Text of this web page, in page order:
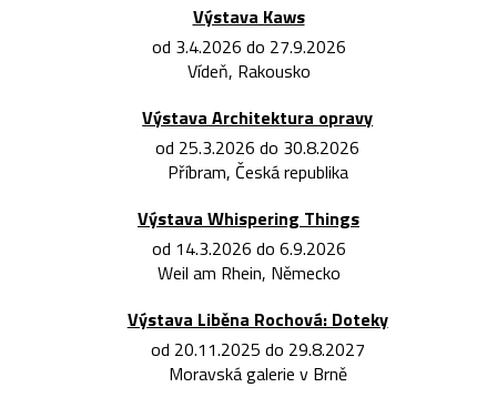
Výstava Kaws
od 3.4.2026 do 27.9.2026
Vídeň, Rakousko
Výstava Architektura opravy
od 25.3.2026 do 30.8.2026
Příbram, Česká republika
Výstava Whispering Things
od 14.3.2026 do 6.9.2026
Weil am Rhein, Německo
Výstava Liběna Rochová: Doteky
od 20.11.2025 do 29.8.2027
Moravská galerie v Brně